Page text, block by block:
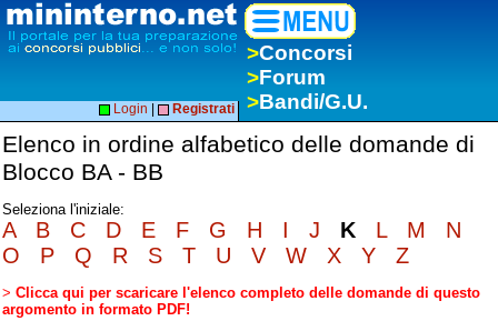
>Concorsi
>Forum
>Bandi/G.U.
Login Registrati
Elenco in ordine alfabetico delle domande di
Blocco BA - BB
Seleziona l'iniziale:
A B C D E F G H I J K L M
N
O
P Q R S T U V W X Y Z
> Clicca qui per scaricare l'elenco completo delle domande di questo
argomento in formato PDF!